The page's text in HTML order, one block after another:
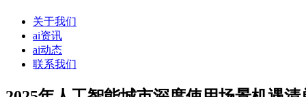
关于我们
ai资讯
ai动态
联系我们